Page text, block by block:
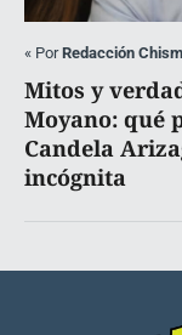
« PorRedacción
Mitos y
Moyano: qué
Candela
incógnita